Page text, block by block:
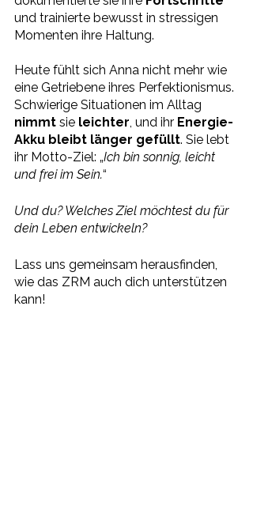
und trainierte bewusst in stressigen
Momenten ihre Haltung.
Heute fühlt sich Anna nicht mehr wie
eine Getriebene ihres Perfektionismus.
Schwierige Situationen im Alltag
nimmt sie leichter, und ihr Energie-
Akku bleibt länger gefüllt. Sie lebt
ihr Motto-Ziel: „Ich bin sonnig, leicht
und frei im Sein.“
Und du? Welches Ziel möchtest du für
dein Leben entwickeln?
Lass uns gemeinsam herausfinden,
wie das ZRM auch dich unterstützen
kann!